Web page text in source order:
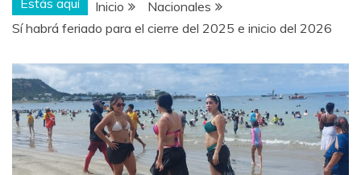
Inicio
Nacionales
Sí habrá feriado para el cierre del 2025 e inicio del 2026